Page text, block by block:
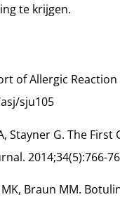
te krijgen.
of Allergic
sju105
Stayner G. The
2014;34(5):766-
MK, Braun MM.